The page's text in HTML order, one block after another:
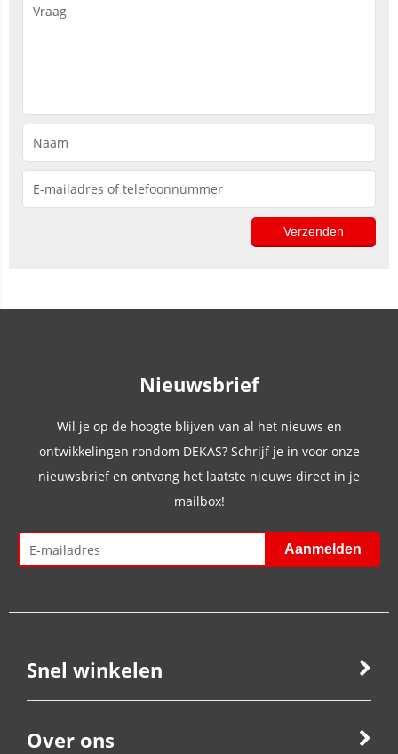
Nieuwsbrief
Wil je op de hoogte blijven van al het nieuws en
ontwikkelingen rondom DEKAS? Schrijf je in voor onze
nieuwsbrief en ontvang het laatste nieuws direct in je
mailbox!
Snel winkelen
Over ons